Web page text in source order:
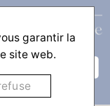
garantir la
site web.